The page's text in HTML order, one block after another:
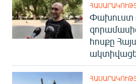
ՓՈԴՔԱՍԹ
Հայերեն
Русский
Փախուստ
հոսքը